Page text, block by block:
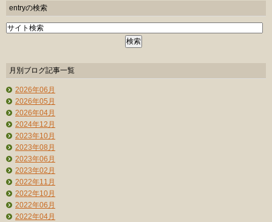
entryの検索
月別ブログ記事一覧
2026年06月
2026年05月
2026年04月
2024年12月
2023年10月
2023年08月
2023年06月
2023年02月
2022年11月
2022年10月
2022年06月
2022年04月